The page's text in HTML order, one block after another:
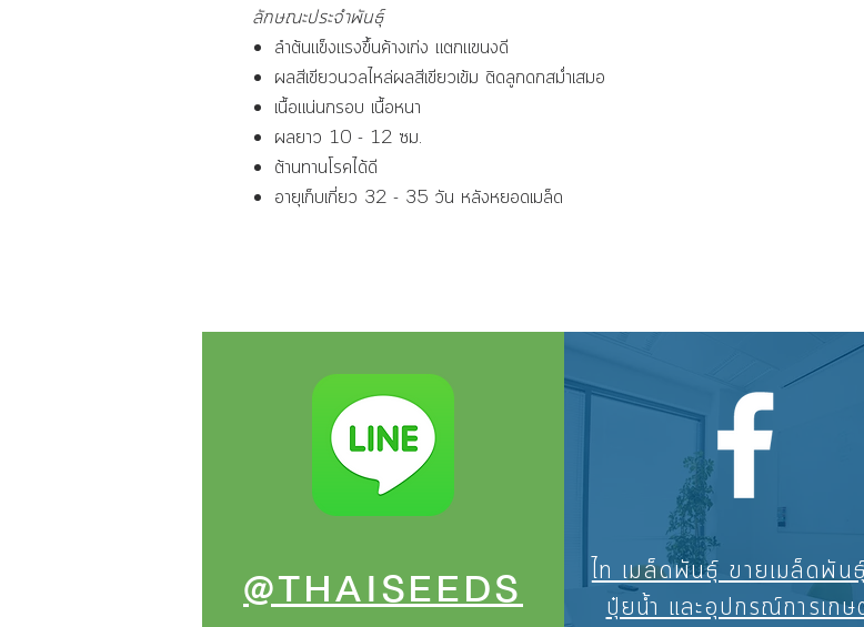
ลักษณะประจำพันธุ์
ลำต้นแข็งแรงขึ้นค้างเก่ง แตกแขนงดี
ผลสีเขียวนวลไหล่ผลสีเขียวเข้ม ติดลูกดกสม่ำเสมอ
เนื้อแน่นกรอบ เนื้อหนา
ผลยาว 10 - 12 ซม.
ต้านทานโรคได้ดี
อายุเก็บเกี่ยว 32 - 35 วัน หลังหยอดเมล็ด
@THAISEEDS
ไท เมล็ดพันธุ์ ขายเมล็ดพัน
ปุ๋ยน้ำ และอุปกรณ์การเกษ